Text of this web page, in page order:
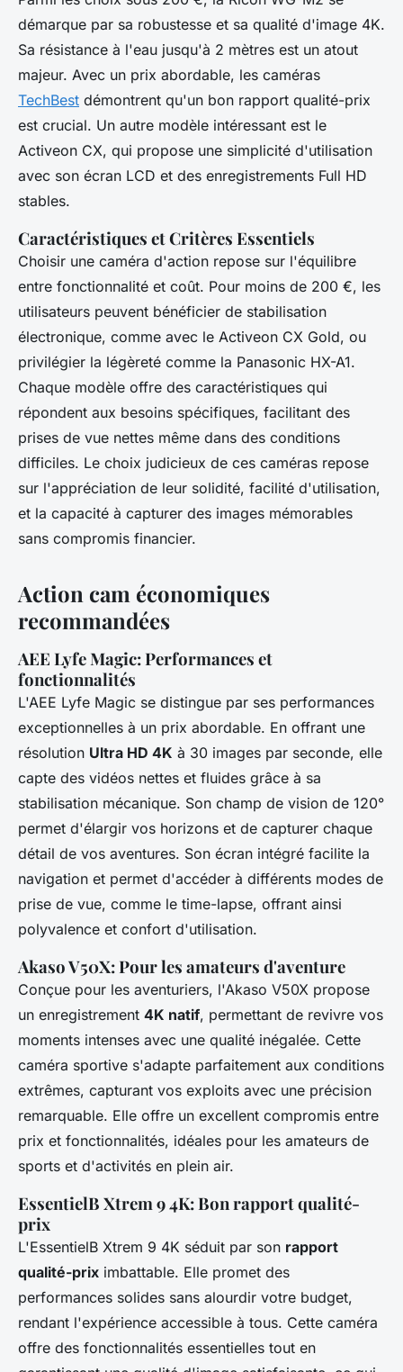
démarque par sa robustesse et sa qualité d'image 4K.
Sa résistance à l'eau jusqu'à 2 mètres est un atout
majeur. Avec un prix abordable, les caméras
TechBest démontrent qu'un bon rapport qualité-prix
est crucial. Un autre modèle intéressant est le
Activeon CX, qui propose une simplicité d'utilisation
avec son écran LCD et des enregistrements Full HD
stables.
Caractéristiques et Critères Essentiels
Choisir une caméra d'action repose sur l'équilibre
entre fonctionnalité et coût. Pour moins de 200 €, les
utilisateurs peuvent bénéficier de stabilisation
électronique, comme avec le Activeon CX Gold, ou
privilégier la légèreté comme la Panasonic HX-A1.
Chaque modèle offre des caractéristiques qui
répondent aux besoins spécifiques, facilitant des
prises de vue nettes même dans des conditions
difficiles. Le choix judicieux de ces caméras repose
sur l'appréciation de leur solidité, facilité d'utilisation,
et la capacité à capturer des images mémorables
sans compromis financier.
Action cam économiques
recommandées
AEE Lyfe Magic: Performances et
fonctionnalités
L'AEE Lyfe Magic se distingue par ses performances
exceptionnelles à un prix abordable. En offrant une
résolution Ultra HD 4K à 30 images par seconde, elle
capte des vidéos nettes et fluides grâce à sa
stabilisation mécanique. Son champ de vision de 120°
permet d'élargir vos horizons et de capturer chaque
détail de vos aventures. Son écran intégré facilite la
navigation et permet d'accéder à différents modes de
prise de vue, comme le time-lapse, offrant ainsi
polyvalence et confort d'utilisation.
Akaso V50X: Pour les amateurs d'aventure
Conçue pour les aventuriers, l'Akaso V50X propose
un enregistrement 4K natif, permettant de revivre vos
moments intenses avec une qualité inégalée. Cette
caméra sportive s'adapte parfaitement aux conditions
extrêmes, capturant vos exploits avec une précision
remarquable. Elle offre un excellent compromis entre
prix et fonctionnalités, idéales pour les amateurs de
sports et d'activités en plein air.
EssentielB Xtrem 9 4K: Bon rapport qualité-
prix
L'EssentielB Xtrem 9 4K séduit par son rapport
qualité-prix imbattable. Elle promet des
performances solides sans alourdir votre budget,
rendant l'expérience accessible à tous. Cette caméra
offre des fonctionnalités essentielles tout en